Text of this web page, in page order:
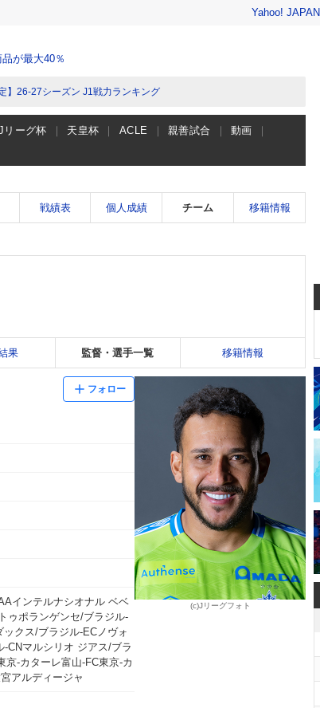
Yahoo! JAPAN
が最大40％
】26-27シーズン J1戦力ランキング
リーグ杯 天皇杯 ACLE 親善試合
動画
戦績表 個人成績 チーム 移籍情報
果 監督・選手一覧 移籍情報
フォロー
インテルナシオナル ベベ
ゥポランゲンセ/ブラジル-
クス/ブラジル-ECノヴォ
CNマルシリオ ジアス/ブラ
京-カターレ富山-FC東京-カ
アルディージャ
(c)Jリーグフォト